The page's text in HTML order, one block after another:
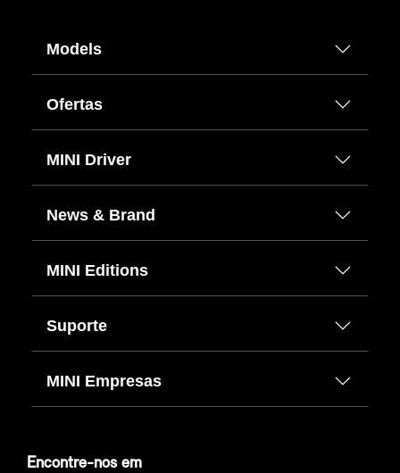
Models
Ofertas
MINI Driver
News & Brand
MINI Editions
Suporte
MINI Empresas
Encontre-nos em